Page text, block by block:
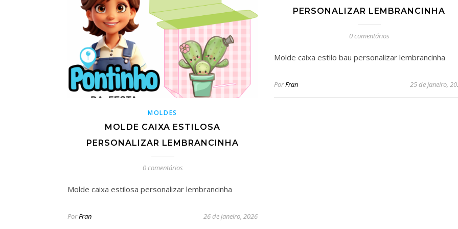
MOLDES
MOLDE CAIXA ESTILOSA
PERSONALIZAR LEMBRANCINHA
0 comentários
Molde caixa estilosa personalizar lembrancinha
PorFran 26 de janeiro, 2026
PERSONALIZAR LEMBRANCINHA
0 comentários
Molde caixa estilo bau personalizar lembrancinha
PorFran 25 de janeiro,